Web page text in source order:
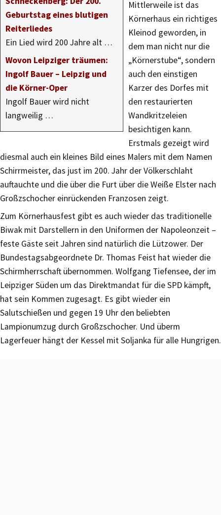
Geburtstag eines blutigen
Reiterliedes
Ein Lied wird 200 Jahre alt …
Wovon Leipziger träumen:
Ingolf Bauer – Leipzig und
die Körner-Oper
Ingolf Bauer wird nicht
langweilig …
Mittlerweile ist das
Körnerhaus ein richtiges
Kleinod geworden, in
dem man nicht nur die
„Körnerstube“, sondern
auch den einstigen
Karzer des Dorfes mit
den restaurierten
Wandkritzeleien
besichtigen kann.
Erstmals gezeigt wird
diesmal auch ein kleines Bild eines Malers mit dem Namen
Schirrmeister, das just im 200. Jahr der Völkerschlaht
auftauchte und die über die Furt über die Weiße Elster nach
Großzschocher einrückenden Franzosen zeigt.
Zum Körnerhausfest gibt es auch wieder das traditionelle
Biwak mit Darstellern in den Uniformen der Napoleonzeit –
feste Gäste seit Jahren sind natürlich die Lützower. Der
Bundestagsabgeordnete Dr. Thomas Feist hat wieder die
Schirmherrschaft übernommen. Wolfgang Tiefensee, der im
Leipziger Süden um das Direktmandat für die SPD kämpft,
hat sein Kommen zugesagt. Es gibt wieder ein
Salutschießen und gegen 19 Uhr den beliebten
Lampionumzug durch Großzschocher. Und überm
Lagerfeuer hängt der Kessel mit Soljanka für alle Hungrigen.